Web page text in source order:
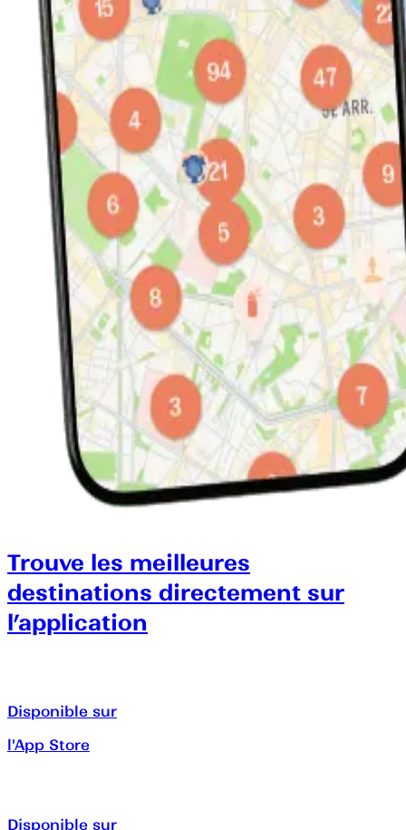
Trouve les meilleures
destinations directement sur
l’application
Disponible sur
l'App Store
Disponible sur